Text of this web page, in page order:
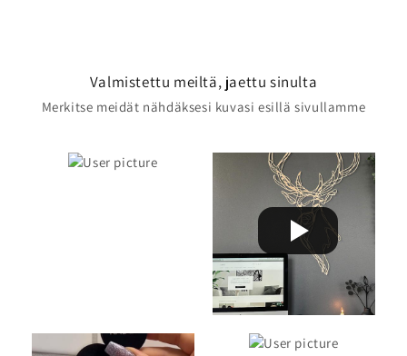
Valmistettu meiltä, jaettu sinulta
Merkitse meidät nähdäksesi kuvasi esillä sivullamme